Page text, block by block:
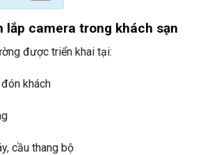
lắp camera trong khách sạn
được triển khai tại:
khách
cầu thang bộ